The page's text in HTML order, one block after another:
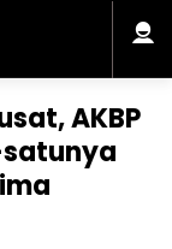
AKBP